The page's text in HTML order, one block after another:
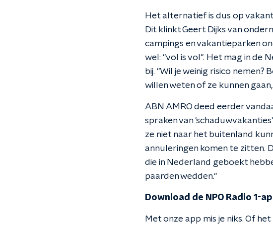
Het alternatief is dus op
Dit klinkt Geert Dijks van
campings en vakantieparken
wel: "vol is vol". Het mag in de
bij. "Wil je weinig risico nemen?
willen weten of ze kunnen
ABN AMRO deed eerder
spraken van
ze niet naar het buitenland
annuleringen komen te zitten.
die in Nederland geboekt
paarden wedden."
Download de NPO Radio 1-
Met onze app mis je niks. Of